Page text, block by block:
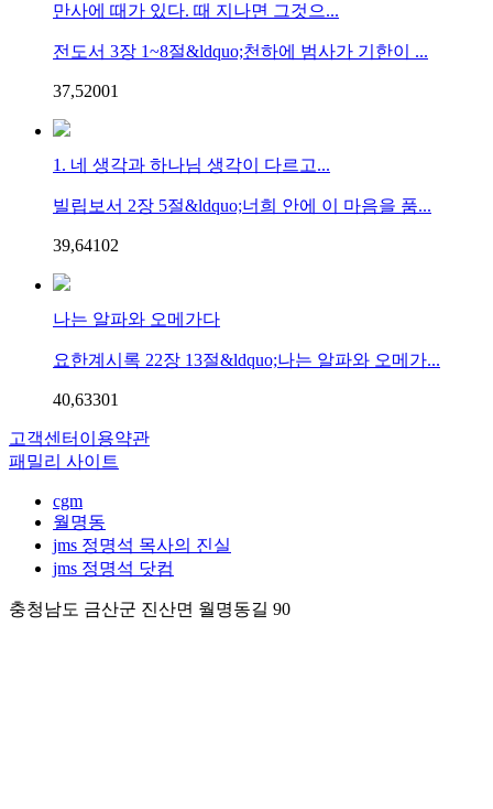
만사에 때가 있다. 때 지나면 그것으...
전도서 3장 1~8절&ldquo;천하에 범사가 기한이 ...
37,52001
1. 네 생각과 하나님 생각이 다르고...
빌립보서 2장 5절&ldquo;너희 안에 이 마음을 품...
39,64102
나는 알파와 오메가다
요한계시록 22장 13절&ldquo;나는 알파와 오메가...
40,63301
고객센터 이용약관
패밀리 사이트
cgm
월명동
jms 정명석 목사의 진실
jms 정명석 닷컴
충청남도 금산군 진산면 월명동길 90